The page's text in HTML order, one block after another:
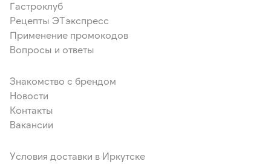
Гастроклуб
Рецепты ЭТэкспресс
Применение промокодов
Вопросы и ответы
Знакомство с брендом
Новости
Контакты
Вакансии
Условия доставки в Иркутске